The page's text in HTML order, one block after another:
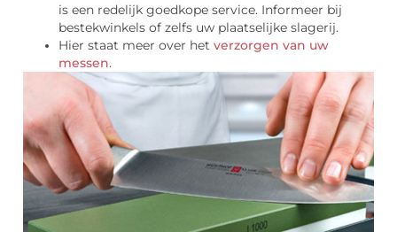
is een redelijk goedkope service. Informeer bij
bestekwinkels of zelfs uw plaatselijke slagerij.
Hier staat meer over het verzorgen van uw
messen.